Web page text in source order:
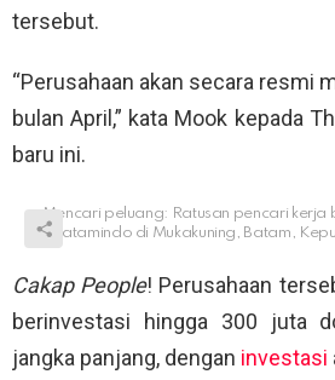
tersebut.
“Perusahaan akan secara resmi
bulan April,” kata Mook kepada
baru ini.
Mencari peluang: Ratusan pencari kerja
Batamindo di Mukakuning, Batam,
Cakap People! Perusahaan
berinvestasi hingga 300 juta
jangka panjang, dengan investasi